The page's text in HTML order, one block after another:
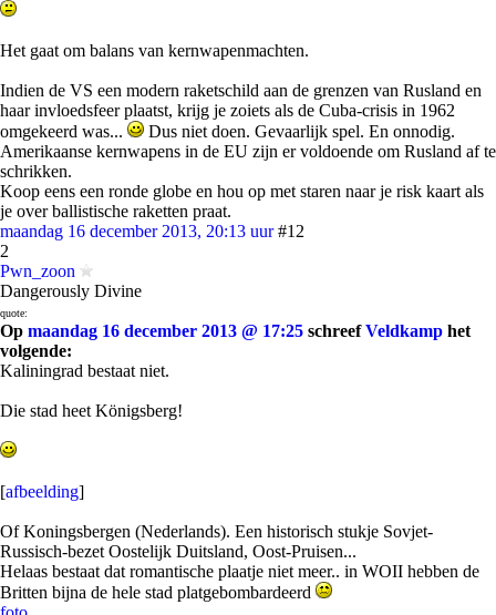
Het gaat om balans van kernwapenmachten.
Indien de VS een modern raketschild aan de grenzen van Rusland en
haar invloedsfeer plaatst, krijg je zoiets als de Cuba-crisis in 1962
omgekeerd was...
Dus niet doen. Gevaarlijk spel. En onnodig.
Amerikaanse kernwapens in de EU zijn er voldoende om Rusland af te
schrikken.
Koop eens een ronde globe en hou op met staren naar je risk kaart als
je over ballistische raketten praat.
maandag 16 december 2013, 20:13 uur #12
2
Pwn_zoon
Dangerously Divine
quote:
Op maandag 16 december 2013 @ 17:25 schreefVeldkamp het
volgende:
Kaliningrad bestaat niet.
Die stad heet Königsberg!
[afbeelding]
Of Koningsbergen (Nederlands). Een historisch stukje Sovjet-
Russisch-bezet Oostelijk Duitsland, Oost-Pruisen...
Helaas bestaat dat romantische plaatje niet meer.. in WOII hebben de
Britten bijna de hele stad platgebombardeerd